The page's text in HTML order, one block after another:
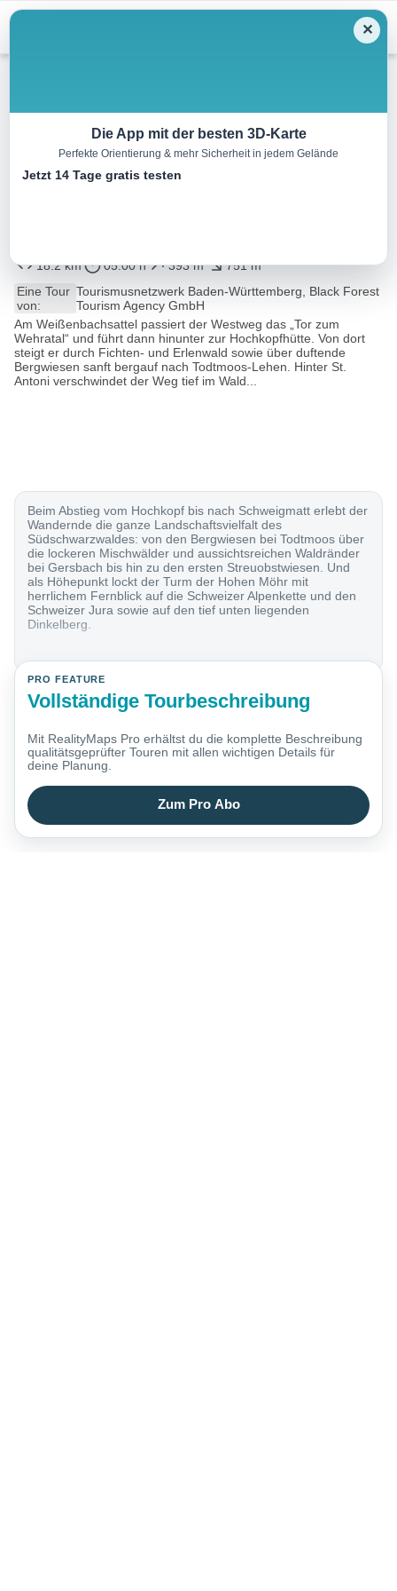
Menu
Wandern
Westweg-Etappe 11 ost
18.2 km 05:00 h 393 m
751 m
Eine Tour
von:
Tourismusnetzwerk Baden-Württemberg, Black Forest
Tourism Agency GmbH
Am Weißenbachsattel passiert der Westweg das „Tor zum
Wehratal“ und führt dann hinunter zur Hochkopfhütte. Von dort
steigt er durch Fichten- und Erlenwald sowie über duftende
Bergwiesen sanft bergauf nach Todtmoos-Lehen. Hinter St.
Antoni verschwindet der Weg tief im Wald...
Beim Abstieg vom Hochkopf bis nach Schweigmatt erlebt der
Wandernde die ganze Landschaftsvielfalt des
Südschwarzwaldes: von den Bergwiesen bei Todtmoos über
die lockeren Mischwälder und aussichtsreichen Waldränder
bei Gersbach bis hin zu den ersten Streuobstwiesen. Und
als Höhepunkt lockt der Turm der Hohen Möhr mit
herrlichem Fernblick auf die Schweizer Alpenkette und den
Schweizer Jura sowie auf den tief unten liegenden
Dinkelberg.
PRO FEATURE
Vollständige Tourbeschreibung
Mit RealityMaps Pro erhältst du die komplette Beschreibung
qualitätsgeprüfter Touren mit allen wichtigen Details für
deine Planung.
Zum Pro Abo
✕
Die App mit der besten 3D-Karte
Perfekte Orientierung & mehr Sicherheit in jedem Gelände
Jetzt 14 Tage gratis testen